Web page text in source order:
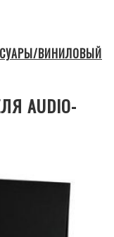
ВИНИЛОВЫЙ
AUDIO-